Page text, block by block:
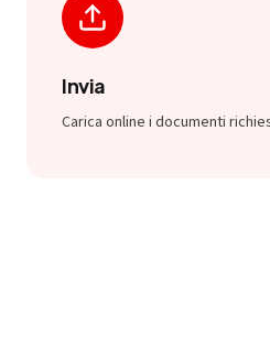
Invia
Carica online i documenti